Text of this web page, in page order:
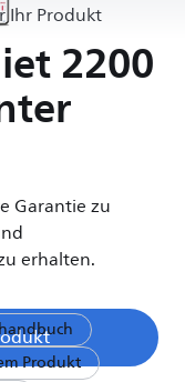
Ihr Produkt
2200
Garantie zu
erhalten.
Produkt